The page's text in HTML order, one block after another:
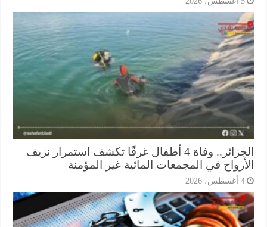
الجزائر.. وفاة 4 أطفال غرقًا تكشف استمرار نزيف
في المجمعات المائية غير المؤمنة